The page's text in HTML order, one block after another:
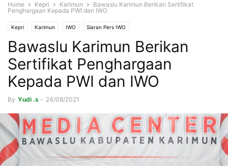
Home Kepri Karimun
Bawaslu Karimun Berikan Sertifikat
Penghargaan Kepada PWI dan IWO
Kepri Karimun IWO Siaran Pers IWO
Bawaslu Karimun Berikan
Sertifikat Penghargaan
Kepada PWI dan IWO
By Yudi .s - 24/08/2021